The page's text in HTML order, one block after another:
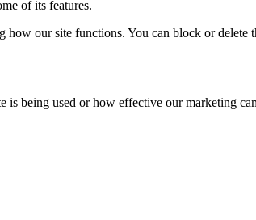
of its features.
our site functions. You can block or
being used or how effective our marketing